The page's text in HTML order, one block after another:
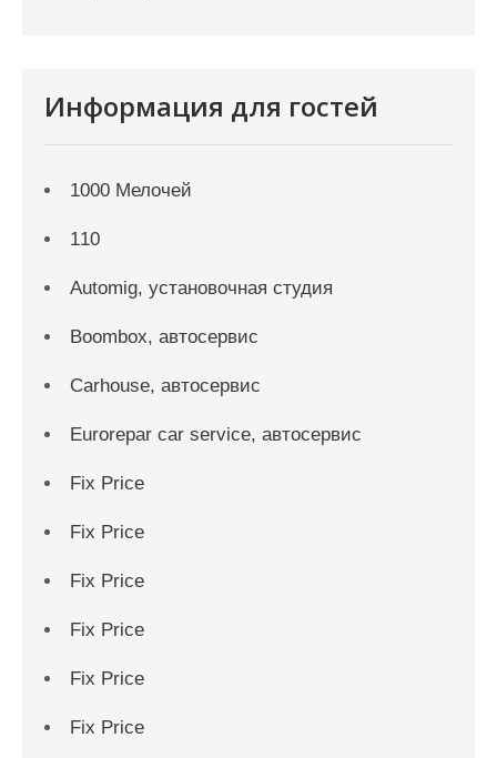
Информация для гостей
1000 Мелочей
110
Automig, установочная студия
Boombox, автосервис
Carhouse, автосервис
Eurorepar car service, автосервис
Fix Price
Fix Price
Fix Price
Fix Price
Fix Price
Fix Price